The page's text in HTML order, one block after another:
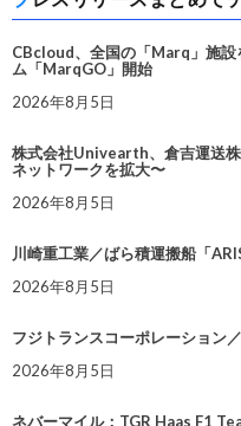
CBcloud、全国の「Marq」施設
ム「MarqGO」開始
2026年8月5日
株式会社Univearth、倉吉運送
ネットワークを拡大〜
2026年8月5日
川崎重工業／ばら積運搬船「
2026年8月5日
フジトランスコーポレーション
2026年8月5日
ネバーマイル：TGR Haas F1